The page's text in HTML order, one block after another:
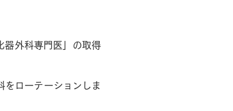
器外科専門医」の取得
をローテーションしま